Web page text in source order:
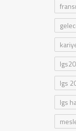
lgs
lgs